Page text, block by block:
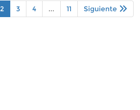
2 3 4 ... 11 Siguiente